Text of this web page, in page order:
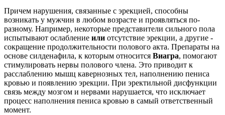
Причем нарушения, связанные с эрекцией, способны
возникать у мужчин в любом возрасте и проявляться по-
разному. Например, некоторые представители сильного пола
испытывают ослабление или отсутствие эрекции, а другие -
сокращение продолжительности полового акта. Препараты на
основе силденафила, к которым относится Виагра, помогают
стимулировать нервы полового члена. Это приводит к
расслаблению мышц кавернозных тел, наполнению пениса
кровью и появлению эрекции. При эректильной дисфункции
связь между мозгом и нервами нарушается, что исключает
процесс наполнения пениса кровью в самый ответственный
момент.